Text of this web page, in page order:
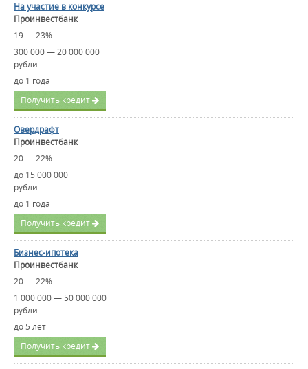
На участие в конкурсе
Проинвестбанк
19 — 23%
300 000 — 20 000 000
рубли
до 1 года
Получить кредит
Овердрафт
Проинвестбанк
20 — 22%
до 15 000 000
рубли
до 1 года
Получить кредит
Бизнес-ипотека
Проинвестбанк
20 — 22%
1 000 000 — 50 000 000
рубли
до 5 лет
Получить кредит